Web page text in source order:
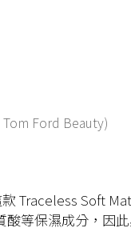
Ford Beauty)
Traceless Soft
等保濕成分，因